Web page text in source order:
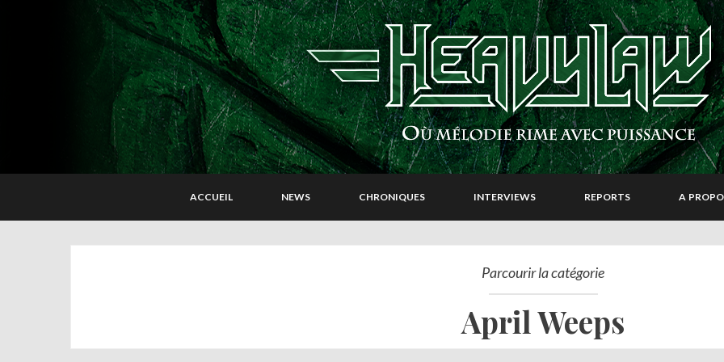
ACCUEIL NEWS CHRONIQUES INTERVIEWS REPORTS A
Parcourir la catégorie
April Weeps